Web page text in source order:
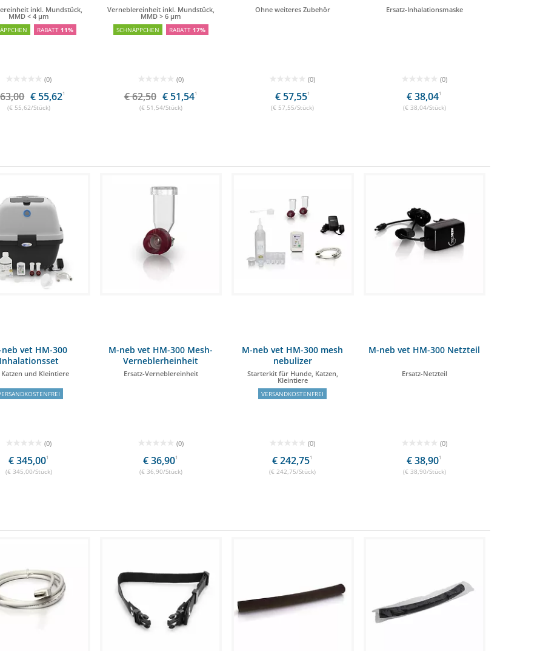
inkl. Mundstück,
MMD < 4 μm
RABATT 11%
(0)
€ 55,621
(€ 55,62/Stück)
Verneblereinheit inkl. Mundstück,
MMD > 6 µm
SCHNÄPPCHEN RABATT 17%
(0)
€ 62,50 € 51,541
(€ 51,54/Stück)
Ohne weiteres Zubehör
(0)
€ 57,551
(€ 57,55/Stück)
Ersatz-Inhalationsmaske
(0)
€ 38,041
(€ 38,04/Stück)
neb vet HM-300
Inhalationsset
Katzen und Kleintiere
(0)
€ 345,001
(€ 345,00/Stück)
M-neb vet HM-300 Mesh-
Verneblerheinheit
Ersatz-Verneblereinheit
(0)
€ 36,901
(€ 36,90/Stück)
M-neb vet HM-300 mesh
nebulizer
Starterkit für Hunde, Katzen,
Kleintiere
VERSANDKOSTENFREI
(0)
€ 242,751
(€ 242,75/Stück)
M-neb vet HM-300 Netzteil
Ersatz-Netzteil
(0)
€ 38,901
(€ 38,90/Stück)